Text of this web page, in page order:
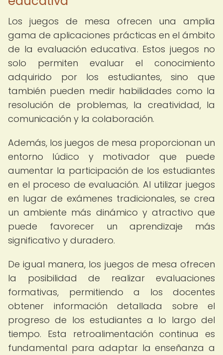
Los juegos de mesa ofrecen una amplia
gama de aplicaciones prácticas en el ámbito
de la evaluación educativa. Estos juegos no
solo permiten evaluar el conocimiento
adquirido por los estudiantes, sino que
también pueden medir habilidades como la
resolución de problemas, la creatividad, la
comunicación y la colaboración.
Además, los juegos de mesa proporcionan un
entorno lúdico y motivador que puede
aumentar la participación de los estudiantes
en el proceso de evaluación. Al utilizar juegos
en lugar de exámenes tradicionales, se crea
un ambiente más dinámico y atractivo que
puede favorecer un aprendizaje más
significativo y duradero.
De igual manera, los juegos de mesa ofrecen
la posibilidad de realizar evaluaciones
formativas, permitiendo a los docentes
obtener información detallada sobre el
progreso de los estudiantes a lo largo del
tiempo. Esta retroalimentación continua es
fundamental para adaptar la enseñanza a